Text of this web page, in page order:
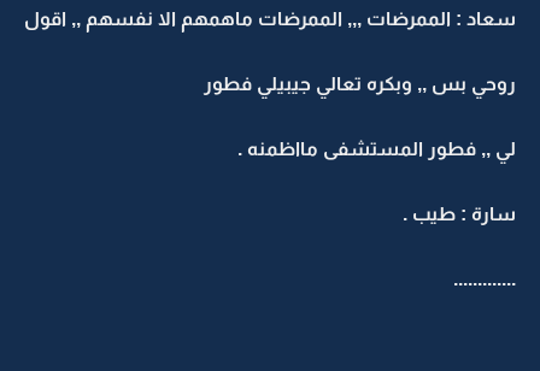
سعاد : الممرضات ,,, الممرضات ماهمهم الا نفسهم ,, اقول
روحي بس ,, وبكره تعالي جيبيلي فطور
لي ,, فطور المستشفى مااظمنه .
سارة : طيب .
.............